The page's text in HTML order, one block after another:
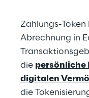
Zahlungs-
Abrechnung in
die persönliche
digitalen
die